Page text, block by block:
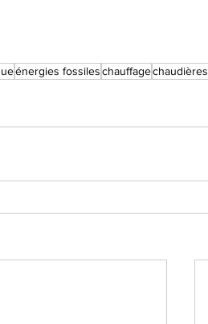
énergies fossileschauffagechaudières